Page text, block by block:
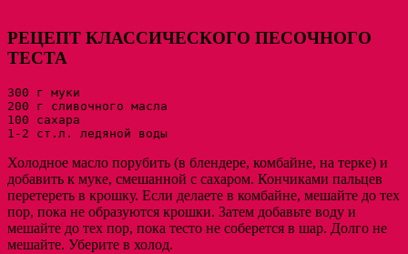
РЕЦЕПТ КЛАССИЧЕСКОГО ПЕСОЧНОГО
ТЕСТА
300 г муки
200 г сливочного масла
100 сахара
1-2 ст.л. ледяной воды
Холодное масло порубить (в блендере, комбайне, на терке) и
добавить к муке, смешанной с сахаром. Кончиками пальцев
перетереть в крошку. Если делаете в комбайне, мешайте до тех
пор, пока не образуются крошки. Затем добавьте воду и
мешайте до тех пор, пока тесто не соберется в шар. Долго не
мешайте. Уберите в холод.